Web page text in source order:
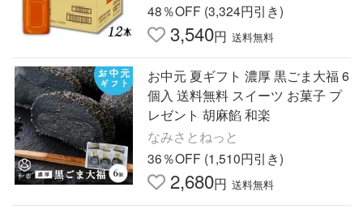
48％OFF (3,324円引き)
3,540円 送料無料
お中元 夏ギフト 濃厚 黒ごま大福 6
個入 送料無料 スイーツ お菓子 プ
レゼント 胡麻餡 和楽
なみさとねっと
36％OFF (1,510円引き)
2,680円 送料無料